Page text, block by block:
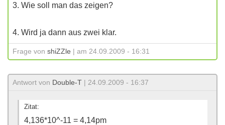
3. Wie soll man das zeigen?
4. Wird ja dann aus zwei klar.
Frage von shiZZle | am 24.09.2009 - 16:31
Antwort von Double-T | 24.09.2009 - 16:37
Zitat:
4,136*10^-11 = 4,14pm